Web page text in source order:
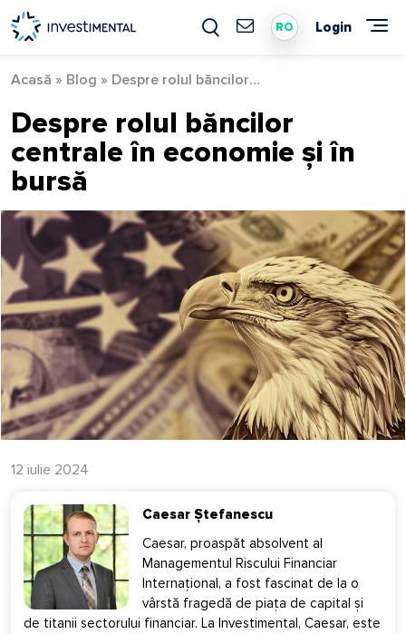
Skip
to
content
RO Login
Acasă » Blog » Despre rolul băncilor centrale în economie și în bursă
Despre rolul băncilor
centrale în economie și în
bursă
12 iulie 2024
Caesar Ștefanescu
Caesar, proaspăt absolvent al
Managementul Riscului Financiar
Internațional, a fost fascinat de la o
vârstă fragedă de piața de capital și
de titanii sectorului financiar. La Investimental, Caesar, este